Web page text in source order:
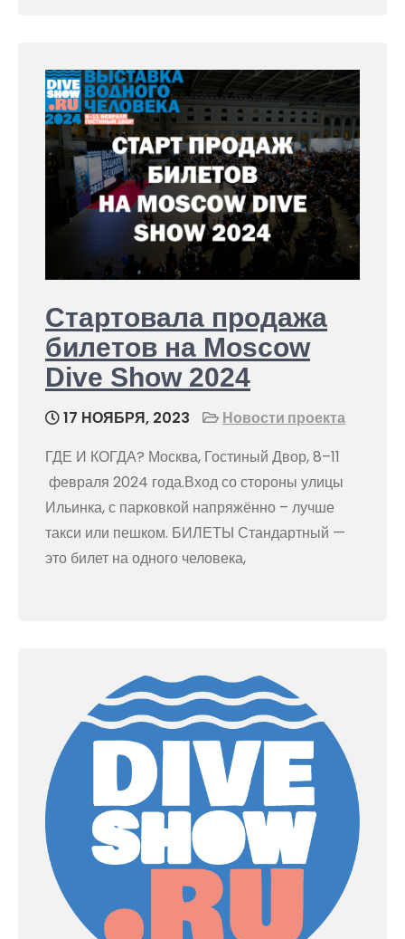
Стартовала продажа
билетов на Moscow
Dive Show 2024
17 НОЯБРЯ, 2023
Новости проекта
ГДЕ И КОГДА? Москва, Гостиный Двор, 8–11
февраля 2024 года.Вход со стороны улицы
Ильинка, с парковкой напряжённо – лучше
такси или пешком. БИЛЕТЫ Стандартный —
это билет на одного человека,